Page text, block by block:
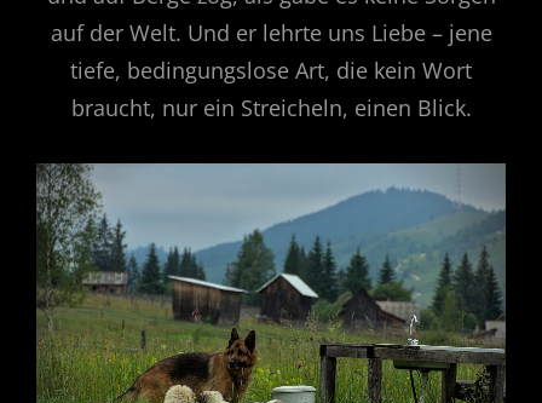
auf der Welt. Und er lehrte uns Liebe – jene
tiefe, bedingungslose Art, die kein Wort
braucht, nur ein Streicheln, einen Blick.